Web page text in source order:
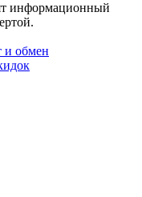
информационный
и обмен